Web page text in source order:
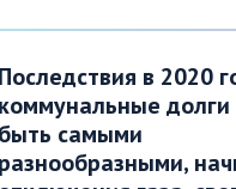
Последствия в 2020
коммунальные долги
быть самыми
разнообразными,